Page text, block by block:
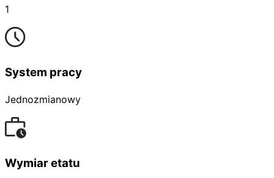
1
System pracy
Jednozmianowy
Wymiar etatu